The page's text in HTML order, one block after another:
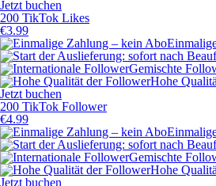
Jetzt buchen
200 TikTok Likes
€3.99
Gemischte
Hohe
Jetzt buchen
200 TikTok Follower
€4.99
Gemischte
Hohe
Jetzt buchen